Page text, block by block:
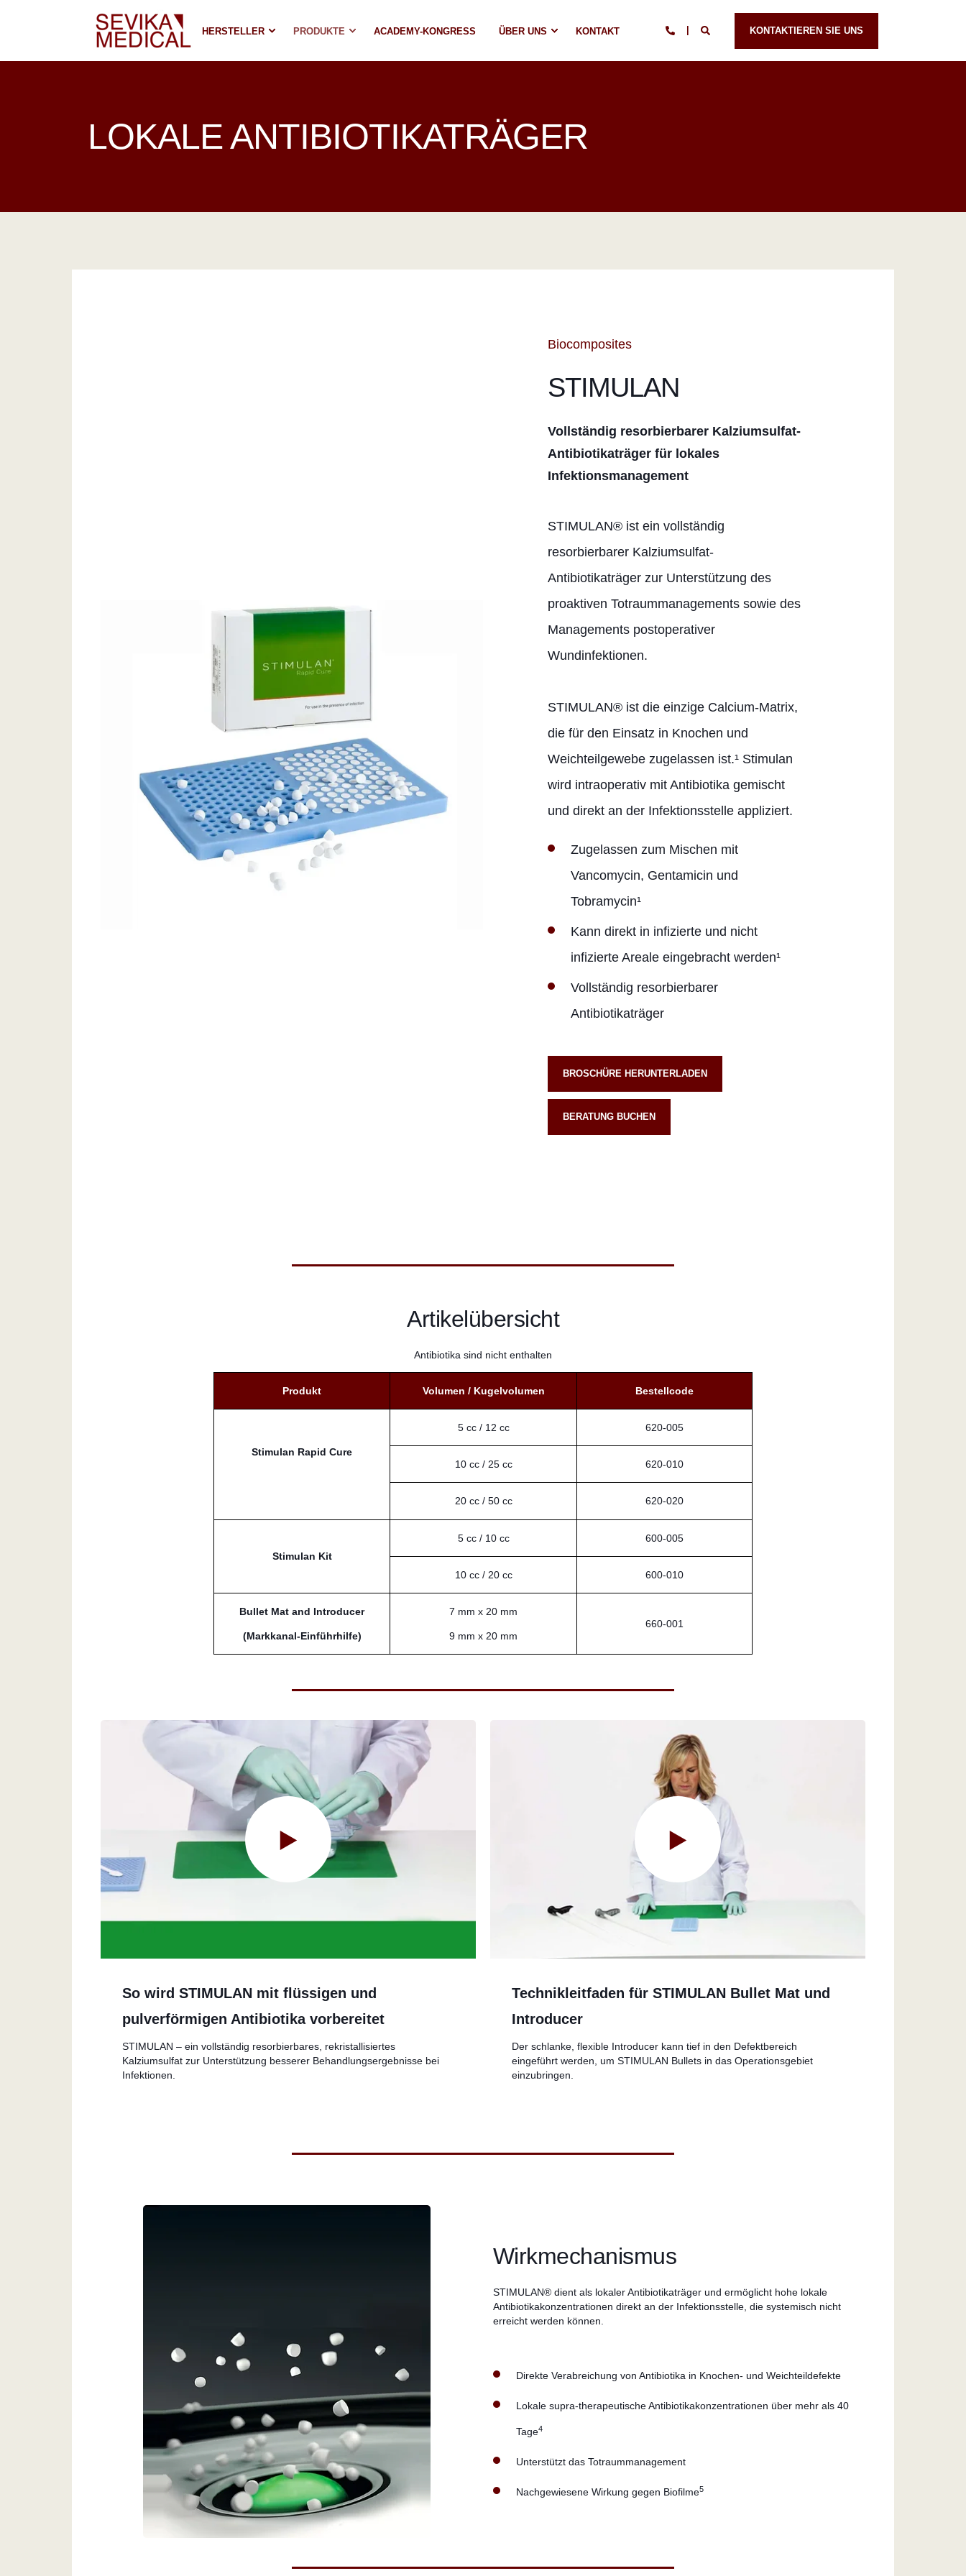
HERSTELLER PRODUKTE ACADEMY-KONGRESS ÜBER UNS KONTAKT KONTAKTIEREN SIE UNS
LOKALE ANTIBIOTIKATRÄGER
Biocomposites
STIMULAN
Vollständig resorbierbarer Kalziumsulfat-
Antibiotikaträger für lokales
Infektionsmanagement
STIMULAN® ist ein vollständig
resorbierbarer Kalziumsulfat-
Antibiotikaträger zur Unterstützung des
proaktiven Totraummanagements sowie des
Managements postoperativer
Wundinfektionen.
STIMULAN® ist die einzige Calcium-Matrix,
die für den Einsatz in Knochen und
Weichteilgewebe zugelassen ist.¹ Stimulan
wird intraoperativ mit Antibiotika gemischt
und direkt an der Infektionsstelle appliziert.
Zugelassen zum Mischen mit
Vancomycin, Gentamicin und
Tobramycin¹
Kann direkt in infizierte und nicht
infizierte Areale eingebracht werden¹
Vollständig resorbierbarer
Antibiotikaträger
BROSCHÜRE HERUNTERLADEN
BERATUNG BUCHEN
Artikelübersicht
Antibiotika sind nicht enthalten
Produkt Volumen / Kugelvolumen Bestellcode
Stimulan Rapid Cure
5 cc / 12 cc 620-005
10 cc / 25 cc 620-010
20 cc / 50 cc 620-020
Stimulan Kit
5 cc / 10 cc 600-005
10 cc / 20 cc 600-010
Bullet Mat and Introducer
(Markkanal-Einführhilfe)
7 mm x 20 mm
9 mm x 20 mm
660-001
So wird STIMULAN mit flüssigen und
pulverförmigen Antibiotika vorbereitet
STIMULAN – ein vollständig resorbierbares, rekristallisiertes
Kalziumsulfat zur Unterstützung besserer Behandlungsergebnisse bei
Infektionen.
Technikleitfaden für STIMULAN Bullet Mat und
Introducer
Der schlanke, flexible Introducer kann tief in den Defektbereich
eingeführt werden, um STIMULAN Bullets in das Operationsgebiet
einzubringen.
Wirkmechanismus
STIMULAN® dient als lokaler Antibiotikaträger und ermöglicht hohe lokale
Antibiotikakonzentrationen direkt an der Infektionsstelle, die systemisch nicht
erreicht werden können.
Direkte Verabreichung von Antibiotika in Knochen- und Weichteildefekte
Lokale supra-therapeutische Antibiotikakonzentrationen über mehr als 40
Tage4
Unterstützt das Totraummanagement
Nachgewiesene Wirkung gegen Biofilme5